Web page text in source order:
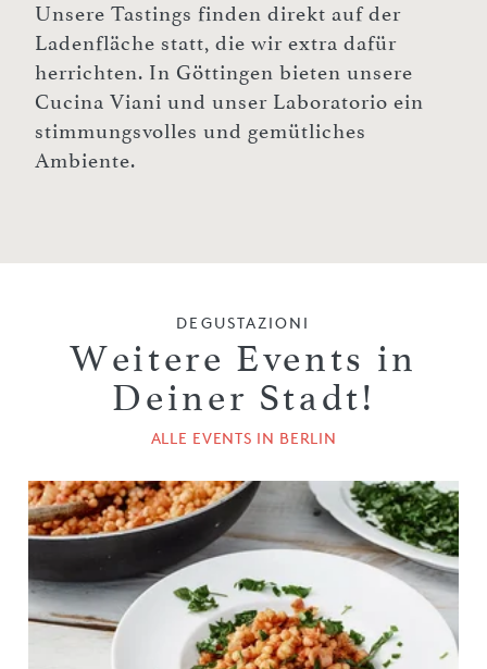
Unsere Tastings finden direkt auf der
Ladenfläche statt, die wir extra dafür
herrichten. In Göttingen bieten unsere
Cucina Viani und unser Laboratorio ein
stimmungsvolles und gemütliches
Ambiente.
DEGUSTAZIONI
Weitere Events in
Deiner Stadt!
ALLE EVENTS IN BERLIN